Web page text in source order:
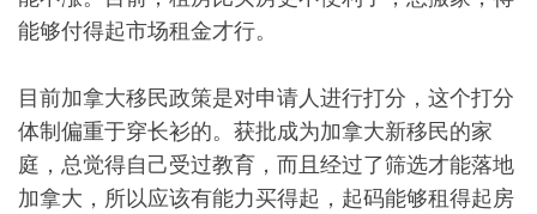
能够付得起市场租金才行。
目前加拿大移民政策是对申请人进行打分，这个打分
体制偏重于穿长衫的。获批成为加拿大新移民的家
庭，总觉得自己受过教育，而且经过了筛选才能落地
加拿大，所以应该有能力买得起，起码能够租得起房